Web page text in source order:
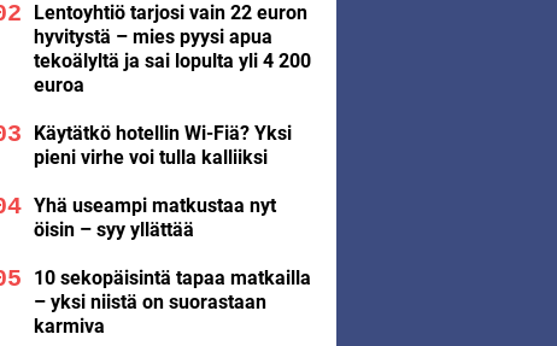
Lentoyhtiö tarjosi vain 22 euron
hyvitystä – mies pyysi apua
tekoälyltä ja sai lopulta yli 4 200
euroa
Käytätkö hotellin Wi-Fiä? Yksi
pieni virhe voi tulla kalliiksi
Yhä useampi matkustaa nyt
öisin – syy yllättää
10 sekopäisintä tapaa matkailla
– yksi niistä on suorastaan
karmiva